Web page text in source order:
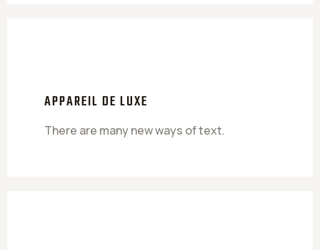
APPAREIL DE LUXE
There are many new ways of text.